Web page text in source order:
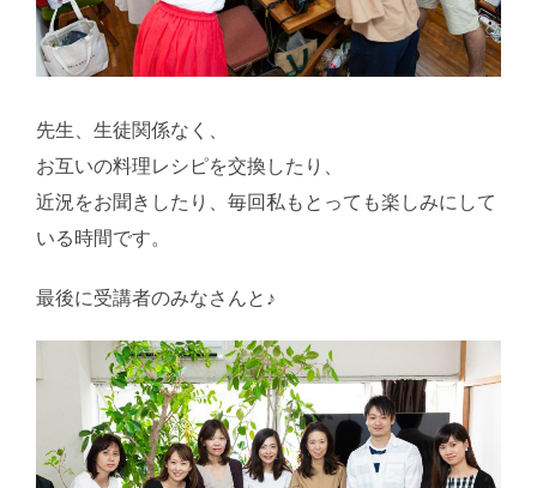
先生、生徒関係なく、
お互いの料理レシピを交換したり、
近況をお聞きしたり、毎回私もとっても楽しみにして
いる時間です。
最後に受講者のみなさんと♪